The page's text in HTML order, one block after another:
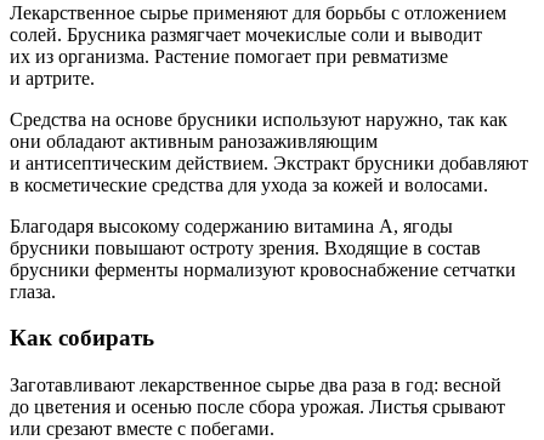
Лекарственное сырье применяют для борьбы с отложением
солей. Брусника размягчает мочекислые соли и выводит
их из организма. Растение помогает при ревматизме
и артрите.
Средства на основе брусники используют наружно, так как
они обладают активным ранозаживляющим
и антисептическим действием. Экстракт брусники добавляют
в косметические средства для ухода за кожей и волосами.
Благодаря высокому содержанию витамина А, ягоды
брусники повышают остроту зрения. Входящие в состав
брусники ферменты нормализуют кровоснабжение сетчатки
глаза.
Как собирать
Заготавливают лекарственное сырье два раза в год: весной
до цветения и осенью после сбора урожая. Листья срывают
или срезают вместе с побегами.